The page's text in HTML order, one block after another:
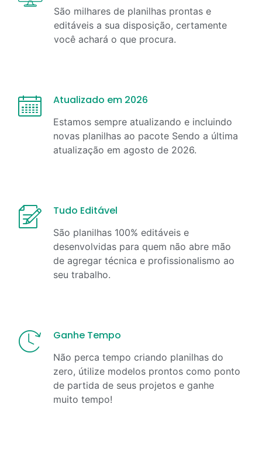
São milhares de planilhas prontas e
editáveis a sua disposição, certamente
você achará o que procura.
Atualizado em 2026
Estamos sempre atualizando e incluindo
novas planilhas ao pacote Sendo a última
atualização em agosto de 2026.
Tudo Editável
São planilhas 100% editáveis e
desenvolvidas para quem não abre mão
de agregar técnica e profissionalismo ao
seu trabalho.
Ganhe Tempo
Não perca tempo criando planilhas do
zero, útilize modelos prontos como ponto
de partida de seus projetos e ganhe
muito tempo!